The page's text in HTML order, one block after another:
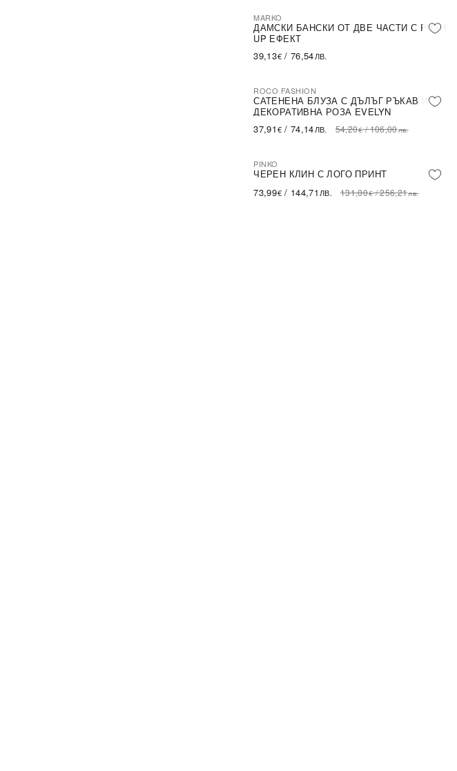
MARKO
ДАМСКИ БАНСКИ ОТ ДВЕ ЧАСТИ С PUSH
UP ЕФЕКТ
39,13€ /76,54ЛВ.
-30%
ROCO FASHION
САТЕНЕНА БЛУЗА С ДЪЛЪГ РЪКАВ И
ДЕКОРАТИВНА РОЗА EVELYN
37,91€ /74,14ЛВ. 54,20€/106,00лв.
-44% SALE
PINKO
ЧЕРЕН КЛИН С ЛОГО ПРИНТ
73,99€ / 144,71 ЛВ. 131,00€/256,21лв.